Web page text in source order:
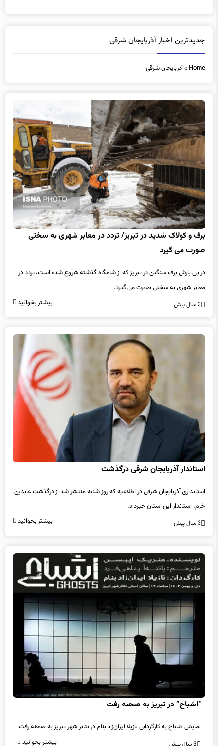
جدیدترین اخبار آذربایجان شرقی
Home
»آذربایجان شرقی
برف و کولاک شدید در تبریز/ تردد در معابر شهری به سختی
صورت می گیرد
در پی بارش برف سنگین در تبریز که از شامگاه گذشته شروع شده است، تردد در
معابر شهری به سختی صورت می گیرد.
3 سال پیش بیشتر بخوانید
استاندار آذربایجان شرقی درگذشت
استانداری آذربایجان شرقی در اطلاعیه که روز شنبه منتشر شد از درگذشت عابدین
خرم، استاندار این استان خبرداد.
3 سال پیش بیشتر بخوانید
“اشباح” در تبریز به صحنه رفت
نمایش اشباح به کارگردانی نازیلا ایران‌زاد بنام در تئاتر شهر تبریز به صحنه رفت.
بیشتر بخوانید